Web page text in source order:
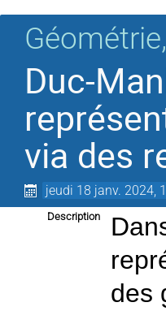
Duc-
via des
jeudi 18 janv. 2024,
Description
des